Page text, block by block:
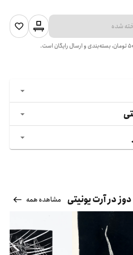
شده
تومان، بسته‌بندی و ارسال رایگان است.
در آرت یونیتی مشاهده همه